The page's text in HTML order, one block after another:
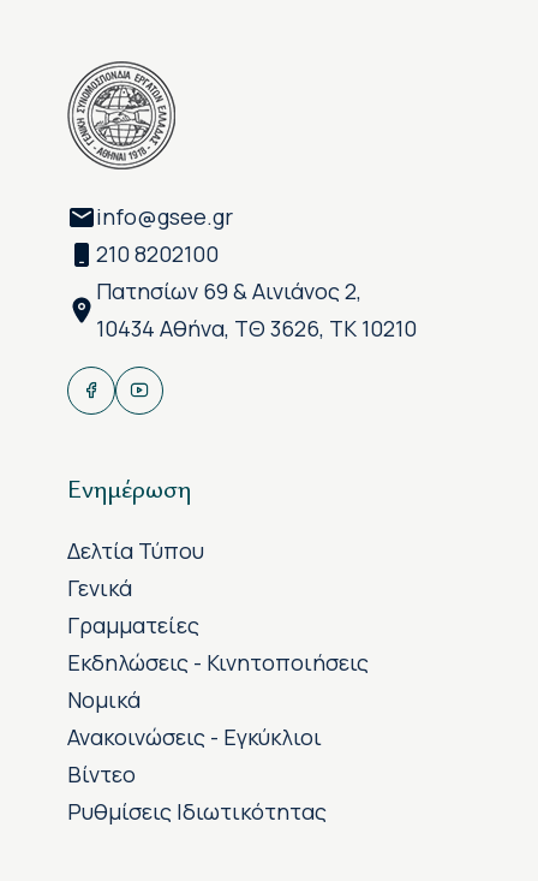
info@gsee.gr
210 8202100
Πατησίων 69 & Αινιάνος 2,
10434 Αθήνα, ΤΘ 3626, ΤΚ 10210
Ενημέρωση
Δελτία Τύπου
Γενικά
Γραμματείες
Εκδηλώσεις - Κινητοποιήσεις
Νομικά
Ανακοινώσεις - Εγκύκλιοι
Βίντεο
Ρυθμίσεις Ιδιωτικότητας